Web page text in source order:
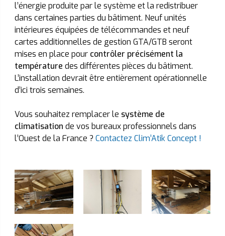
l’énergie produite par le système et la redistribuer
dans certaines parties du bâtiment. Neuf unités
intérieures équipées de télécommandes et neuf
cartes additionnelles de gestion GTA/GTB seront
mises en place pour contrôler précisément la
température des différentes pièces du bâtiment.
L’installation devrait être entièrement opérationnelle
d’ici trois semaines.
Vous souhaitez remplacer le système de
climatisation de vos bureaux professionnels dans
l’Ouest de la France ? Contactez Clim’Atik Concept !